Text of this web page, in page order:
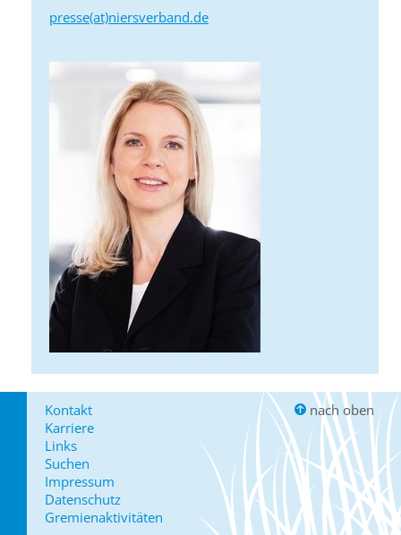
presse(at)niersverband.de
Kontakt
Karriere
Links
Suchen
Impressum
Datenschutz
Gremienaktivitäten
nach oben